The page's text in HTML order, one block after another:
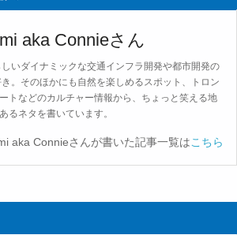
aka Connieさん
しいダイナミックな交通インフラ開発や都市開発の
。そのほかにも自然を楽しめるスポット、トロン
トなどのカルチャー情報から、ちょっと笑える地
るネタを書いています。
aka Connieさんが書いた記事一覧はこちら